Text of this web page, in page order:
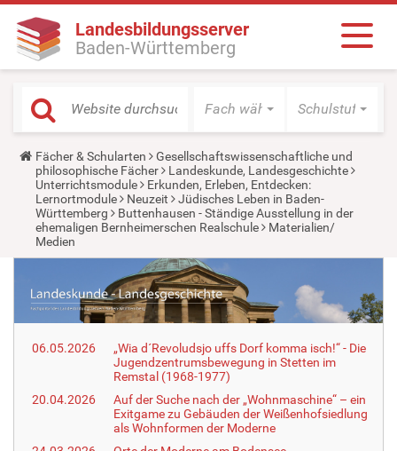
Landesbildungsserver
Baden-Württemberg
Fach wählen Schulstufe
Y
o
u
a
r
e
h
e
:
Fächer & Schularten
Gesellschaftswissenschaftliche und
philosophische Fächer
Landeskunde, Landesgeschichte
Unterrichtsmodule
Erkunden, Erleben, Entdecken:
Lernortmodule
Neuzeit
Jüdisches Leben in Baden-
Württemberg
Buttenhausen - Ständige Ausstellung in der
ehemaligen Bernheimerschen Realschule
Materialien/
Medien
06.05.2026
„Wia d´Revoludsjo uffs Dorf komma isch!“ - Die
Jugendzentrumsbewegung in Stetten im
Remstal (1968-1977)
20.04.2026
Auf der Suche nach der „Wohnmaschine“ – ein
Exitgame zu Gebäuden der Weißenhofsiedlung
als Wohnformen der Moderne